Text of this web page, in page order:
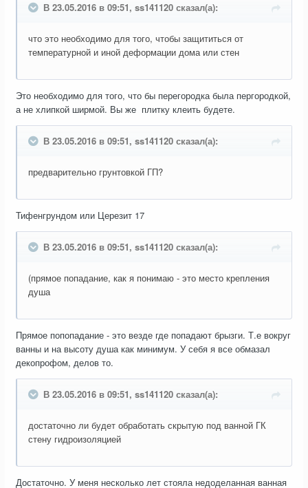
В 23.05.2016 в 09:51, ss141120 сказал(а):
что это необходимо для того, чтобы защититься от
температурной и иной деформации дома или стен
Это необходимо для того, что бы перегородка была пергородкой,
а не хлипкой ширмой. Вы же плитку клеить будете.
В 23.05.2016 в 09:51, ss141120 сказал(а):
предварительно грунтовкой ГП?
Тифенгрундом или Церезит 17
В 23.05.2016 в 09:51, ss141120 сказал(а):
(прямое попадание, как я понимаю - это место крепления
душа
Прямое попопадание - это везде где попадают брызги. Т.е вокруг
ванны и на высоту душа как минимум. У себя я все обмазал
декопрофом, делов то.
В 23.05.2016 в 09:51, ss141120 сказал(а):
достаточно ли будет обработать скрытую под ванной ГК
стену гидроизоляцией
Достаточно. У меня несколько лет стояла недоделанная ванная